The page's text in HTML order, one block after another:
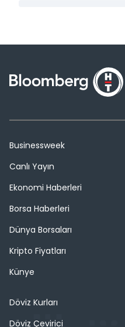
Businessweek
Canlı Yayın
Ekonomi Haberleri
Borsa Haberleri
Dünya Borsaları
Kripto Fiyatları
Künye
Döviz Kurları
Döviz Çevirici